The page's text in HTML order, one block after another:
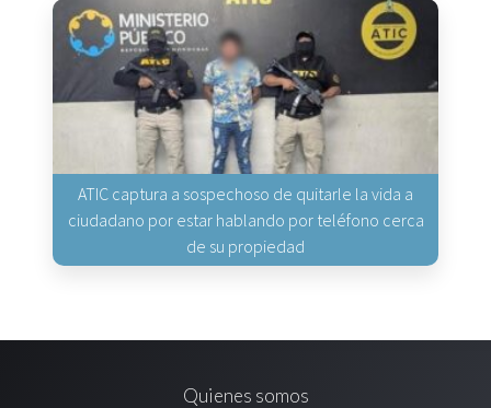
ATIC captura a sospechoso de quitarle la vida a
ciudadano por estar hablando por teléfono cerca
de su propiedad
Quienes somos